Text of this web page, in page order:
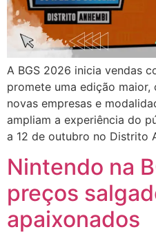
A BGS 2026 inicia vendas
promete uma edição
novas empresas e
ampliam a experiência do
a 12 de outubro no Distrito
Nintendo na
preços
apaixonados